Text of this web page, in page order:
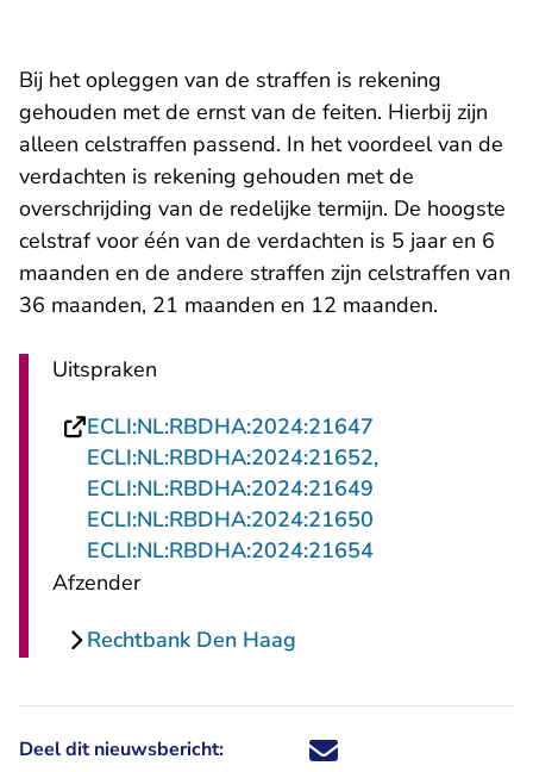
Bij het opleggen van de straffen is rekening
gehouden met de ernst van de feiten. Hierbij zijn
alleen celstraffen passend. In het voordeel van de
verdachten is rekening gehouden met de
overschrijding van de redelijke termijn. De hoogste
celstraf voor één van de verdachten is 5 jaar en 6
maanden en de andere straffen zijn celstraffen van
36 maanden, 21 maanden en 12 maanden.
Uitspraken
ECLI:NL:RBDHA:2024:21647
ECLI:NL:RBDHA:2024:21652,
ECLI:NL:RBDHA:2024:21649
ECLI:NL:RBDHA:2024:21650
ECLI:NL:RBDHA:2024:21654- U verlaat
Afzender
Rechtbank Den Haag
Deel dit nieuwsbericht: Deel dit nieuwsbericht via X -
Deel dit nieuwsbericht via
Deel dit nieuwsbericht
Deel dit